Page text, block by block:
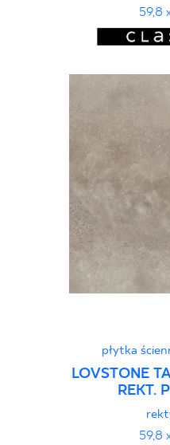
59,8
płytka
LOVSTONE
REKT.
59,8